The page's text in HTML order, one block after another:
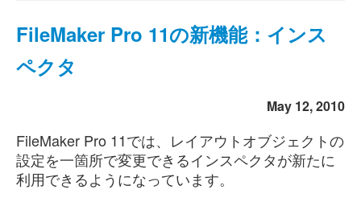
FileMaker Pro 11の新機能：インス
ペクタ
May 12, 2010
FileMaker Pro 11では、レイアウトオブジェクトの
設定を一箇所で変更できるインスペクタが新たに
利用できるようになっています。